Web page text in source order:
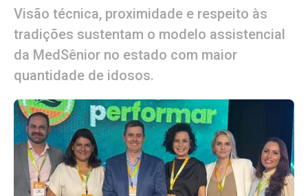
Visão técnica, proximidade e respeito às
tradições sustentam o modelo assistencial
da MedSênior no estado com maior
quantidade de idosos.